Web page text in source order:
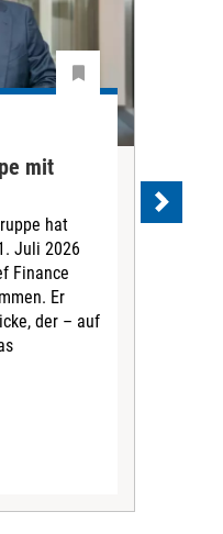
mit
hat
Juli 2026
Finance
Er
der – auf